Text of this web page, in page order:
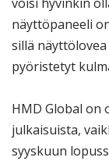
näyttöpaneeli
sillä
pyöristetyt
HMD Global on
julkaisuista,
syyskuun